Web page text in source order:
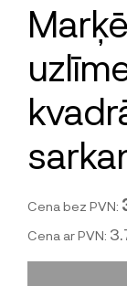
Cena bez PVN:
Cena ar PVN: